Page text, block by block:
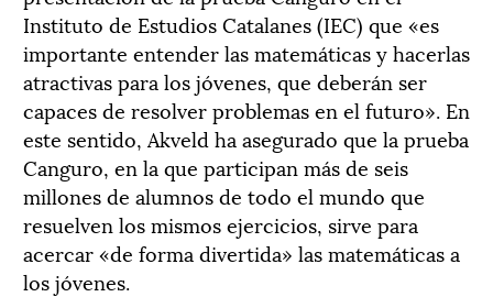
Instituto de Estudios Catalanes (IEC) que «es
importante entender las matemáticas y hacerlas
atractivas para los jóvenes, que deberán ser
capaces de resolver problemas en el futuro». En
este sentido, Akveld ha asegurado que la prueba
Canguro, en la que participan más de seis
millones de alumnos de todo el mundo que
resuelven los mismos ejercicios, sirve para
acercar «de forma divertida» las matemáticas a
los jóvenes.